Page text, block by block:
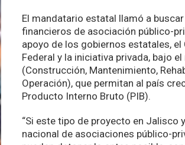
El mandatario estatal llamó a
financieros de asociación público-
apoyo de los gobiernos estatales, el
Federal y la iniciativa privada, bajo el
(Construcción, Mantenimiento,
Operación), que permitan al país
Producto Interno Bruto (PIB).
“Si este tipo de proyecto en Jalisco
nacional de asociaciones público-